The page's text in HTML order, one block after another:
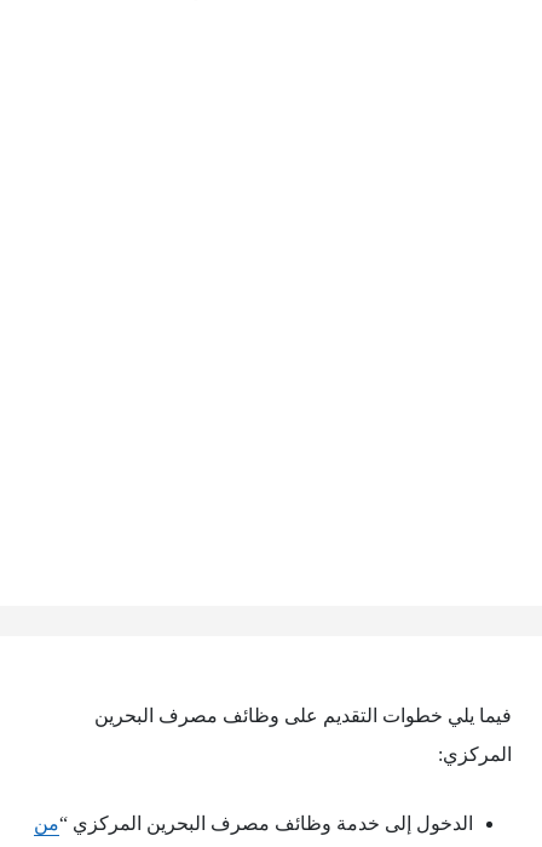
فيما يلي خطوات التقديم على وظائف مصرف البحرين
المركزي:
الدخول إلى خدمة وظائف مصرف البحرين المركزي “من